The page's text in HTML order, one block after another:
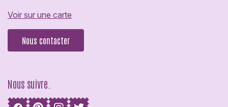
Voir sur une carte
Nous contacter
Nous suivre.